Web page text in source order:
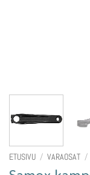
ETUSIVU / VARAOSAT /